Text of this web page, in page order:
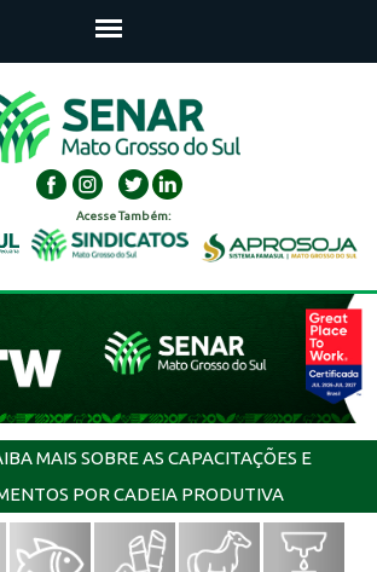
Acesse Também:
MAIS SOBRE AS CAPACITAÇÕES E
POR CADEIA PRODUTIVA